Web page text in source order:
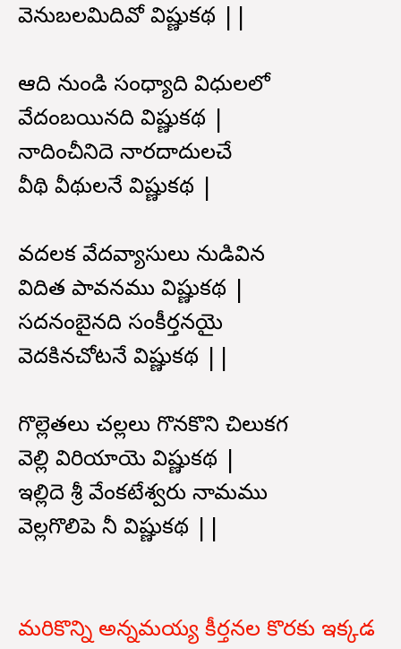
వెనుబలమిదివో విష్ణుకథ ||
ఆది నుండి సంధ్యాది విధులలో
వేదంబయినది విష్ణుకథ |
నాదించీనిదె నారదాదులచే
వీథి వీథులనే విష్ణుకథ |
వదలక వేదవ్యాసులు నుడివిన
విదిత పావనము విష్ణుకథ |
సదనంబైనది సంకీర్తనయై
వెదకినచోటనే విష్ణుకథ ||
గొల్లెతలు చల్లలు గొనకొని చిలుకగ
వెల్లి విరియాయె విష్ణుకథ |
ఇల్లిదె శ్రీ వేంకటేశ్వరు నామము
వెల్లగొలిపె నీ విష్ణుకథ ||
మరికొన్ని అన్నమయ్య కీర్తనల కొరకు ఇక్కడ